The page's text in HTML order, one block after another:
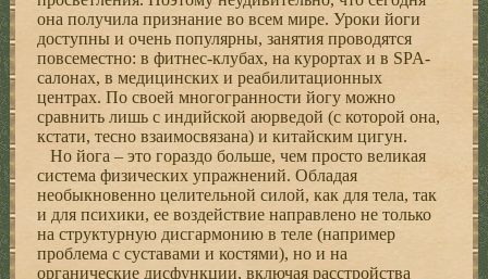
она получила признание во всем мире. Уроки йоги
доступны и очень популярны, занятия проводятся
повсеместно: в фитнес-клубах, на курортах и в SPA-
салонах, в медицинских и реабилитационных
центрах. По своей многогранности йогу можно
сравнить лишь с индийской аюрведой (с которой она,
кстати, тесно взаимосвязана) и китайским цигун.
Но йога – это гораздо больше, чем просто великая
система физических упражнений. Обладая
необыкновенно целительной силой, как для тела, так
и для психики, ее воздействие направлено не только
на структурную дисгармонию в теле (например
проблема с суставами и костями), но и на
органические дисфункции, включая расстройства